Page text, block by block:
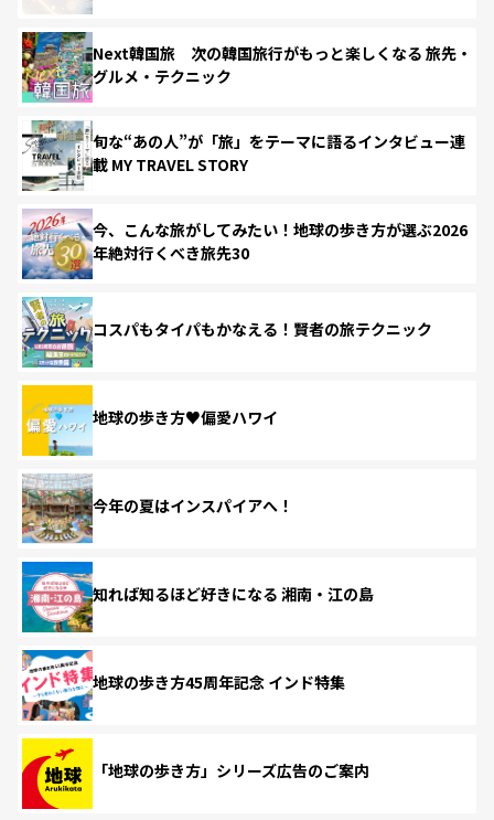
Next韓国旅 次の韓国旅行がもっと楽しくなる 旅先・
グルメ・テクニック
旬な“あの人”が「旅」をテーマに語るインタビュー連
載 MY TRAVEL STORY
今、こんな旅がしてみたい！地球の歩き方が選ぶ2026
年絶対行くべき旅先30
コスパもタイパもかなえる！賢者の旅テクニック
地球の歩き方♥偏愛ハワイ
今年の夏はインスパイアへ！
知れば知るほど好きになる 湘南・江の島
地球の歩き方45周年記念 インド特集
「地球の歩き方」シリーズ広告のご案内